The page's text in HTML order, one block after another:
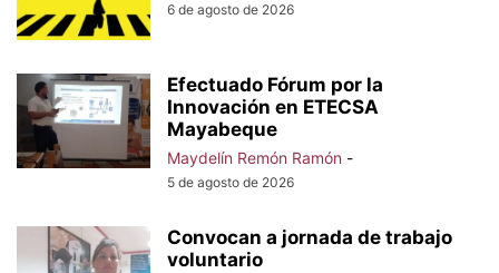
6 de agosto de 2026
Efectuado Fórum por la
Innovación en ETECSA
Mayabeque
Maydelín Remón Ramón -
5 de agosto de 2026
Convocan a jornada de trabajo
voluntario